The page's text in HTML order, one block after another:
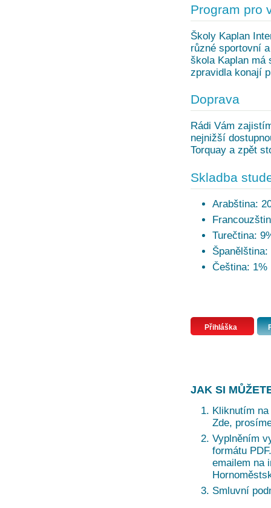
Program pro
Školy Kaplan
různé sportovní
škola Kaplan má
zpravidla konají
Doprava
Rádi Vám
nejnižší
Torquay a zpět
Skladba
Arabština:
Turečtina:
Španělština:
Čeština: 1%
Přihláška
JAK SI
Kliknutím
Zde,
Vyplněním
formátu
emailem na
Smluvní